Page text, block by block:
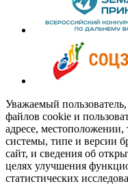
Уважаемый
файлов cookie и
адресе,
системы, типе и версии
сайт, и сведения об
целях улучшения
статистических